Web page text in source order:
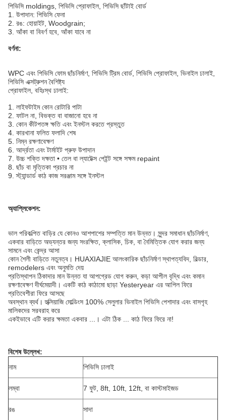
পিভিসি moldings, পিভিসি প্রোফাইল, পিভিসি ছাঁটাই বোর্ড
1. উপাদান: পিভিসি ফেনা
2. রঙ: হোয়াইট, Woodgrain;
3. আঁকা বা বিবর্ণ হবে, আঁকা যাবে না
বর্ণনা:
WPC এবং পিভিসি ফোম ছাঁচনির্মাণ, পিভিসি ট্রিম বোর্ড, পিভিসি প্রোফাইল, ভিনাইল ঢালাই,
পিভিসি এক্সট্রুশন বৈশিষ্ট্য
প্রোফাইল, বহিঃস্থ ঢালাই:
1. লাইফটাইম কোন রোটারি পাটা
2. ফাটল না, বিভক্ত বা বাজানো হবে না
3. কোন কীটপতঙ্গ ক্ষতি এবং ইনস্টল করতে প্রস্তুত
4. কারখানা ফলিত ফলাদি শেষ
5. নিম্ন রক্ষণাবেক্ষণ
6. আর্দ্রতা এবং টার্মাইট প্রুফ উপাদান
7. উচ্চ শক্তি দক্ষতা • তেল বা ল্যাটেক্স পেইন্ট সঙ্গে সক্ষম repaint
8. ছাঁচ বা মৃত্তিকা প্রচার না
9. স্ট্যান্ডার্ড কাঠ কাজ সরঞ্জাম সঙ্গে ইনস্টল
অ্যাপ্লিকেশন:
ভাল পরিকল্পিত বাড়ির যে কোনও আশপাশের সম্পত্তি মান উন্নত। সুন্দর সমাধান ছাঁচনির্মাণ,
একবার বাড়িতে অভ্যন্তর জন্য সংরক্ষিত, ক্লাসিক, চিক, বা নৈমিত্তিক যোগ করার জন্য
সামনে এবং কেন্দ্র আসা
কোন শৈলী বাড়িতে নতুনত্ব। HUAXIAJIE আলংকারিক ছাঁচনির্মাণ স্থাপত্যবিদ, বিল্ডার,
remodelers এবং অনুমতি দেয়
প্রতিস্থাপন ঠিকাদার মান উন্নত যা আপগ্রেড যোগ করুন, কড়া আপীল বৃদ্ধি এবং কমান
রক্ষণাবেক্ষণ দীর্ঘমেয়াদী। একটি কাঠ কাঠামো ছাড়া Yesteryear এর আপিল ফিরে
প্রতিবেশীরা ফিরে আসছে
অবস্থান ব্যর্থ। হুক্সিয়াজি মোল্ডিংস 100% সেলুলার ভিনাইল পিভিসি পেশাদার এবং বাসগৃহ
মালিকদের সরবরাহ করে
একইভাবে এটি করার ক্ষমতা একবার ...। এটা ঠিক ... কাঠ ফিরে ফিরে না!
বিশেষ উল্লেখ:
নাম
পিভিসি ঢালাই
লম্বা 7 ফুট, 8ft, 10ft, 12ft, বা কাস্টমাইজড
রঙ সাদা